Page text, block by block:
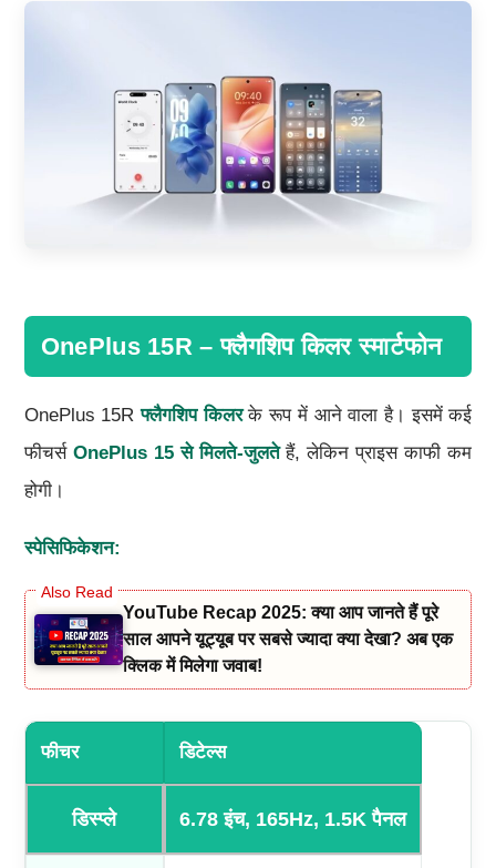
OnePlus 15R – फ्लैगशिप किलर स्मार्टफोन
OnePlus 15Rफ्लैगशिप किलरके रूप में आने वाला है। इसमें कई
फीचर्स OnePlus 15 से मिलते-जुलतेहैं, लेकिन प्राइस काफी कम
होगी।
स्पेसिफिकेशन:
YouTube Recap 2025: क्या आप जानते हैं पूरे
साल आपने यूट्यूब पर सबसे ज्यादा क्या देखा? अब एक
क्लिक में मिलेगा जवाब!
फीचर डिटेल्स
डिस्प्ले 6.78 इंच, 165Hz, 1.5K पैनल